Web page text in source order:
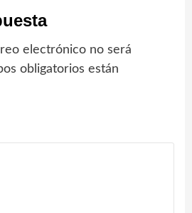
electrónico no será
obligatorios están